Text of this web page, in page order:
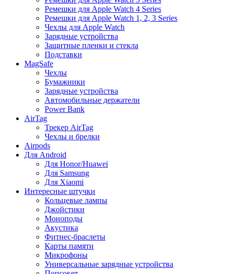
Ремешки для Apple Watch 4 Series
Ремешки для Apple Watch 1, 2, 3 Series
Чехлы для Apple Watch
Зарядные устройства
Защитные пленки и стекла
Подставки
MagSafe
Чехлы
Бумажники
Зарядные устройства
Автомобильные держатели
Power Bank
AirTag
Трекер AirTag
Чехлы и брелки
Airpods
Для Android
Для Honor/Huawei
Для Samsung
Для Xiaomi
Интересные штучки
Кольцевые лампы
Джойстики
Моноподы
Акустика
Фитнес-браслеты
Карты памяти
Микрофоны
Универсальные зарядные устройства